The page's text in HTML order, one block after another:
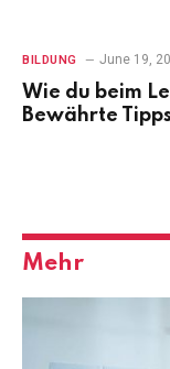
BILDUNG June 19,
Wie du beim
Bewährte
Mehr